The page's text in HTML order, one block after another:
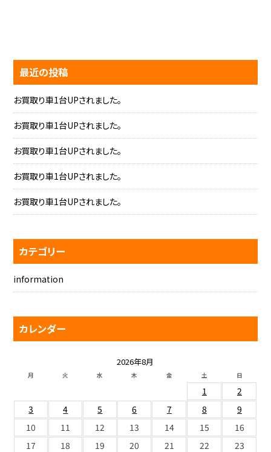
最近の投稿
お買取り車1台UPされました。
お買取り車1台UPされました。
お買取り車1台UPされました。
お買取り車1台UPされました。
お買取り車1台UPされました。
カテゴリー
information
カレンダー
2026年8月
月 火 水 木 金 土 日
1
2
3
4 5 6 7 8
9
10
11 12 13 14 15
16
17
18 19 20 21 22
23